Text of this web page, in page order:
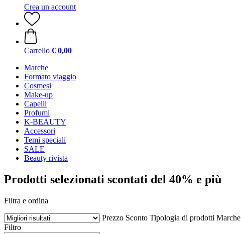
Crea un account
Carrello € 0,00
Marche
Formato viaggio
Cosmesi
Make-up
Capelli
Profumi
K-BEAUTY
Accessori
Temi speciali
SALE
Beauty rivista
Prodotti selezionati scontati del 40% e più
Filtra e ordina
Prezzo Sconto Tipologia di prodotti Marche
Filtro